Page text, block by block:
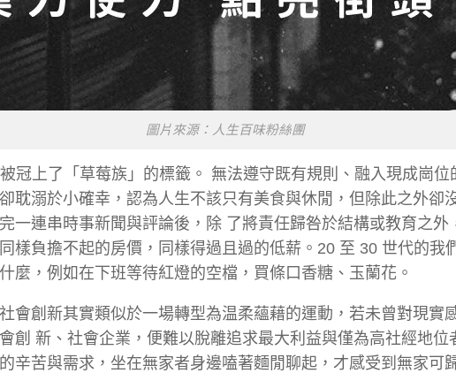
圖片來源：人生百味粉絲團
冠上了「草莓族」的標籤。 無法遵守既有規則、融入現成崗
耽溺於小確幸，認為人生不該只有美食與休閒，但除此之外卻
一連串時事新聞與評論後，除 了將責任歸咎於結構或教育之
樣負擔不起的房價，同樣得過且過的低薪。20 至 30 世代的我
麼，例如在下班等待紅燈的空檔，買條口香糖、玉蘭花。
會創新其實類似於一場轉型為温柔蘊藉的運動，若未曾對現實
創 新、社會企業，便難以脫離追求最大利益與僅為高社經地位
辛苦與需求，坐在無家者身邊嗑著麵閒聊起，才感受到無家可